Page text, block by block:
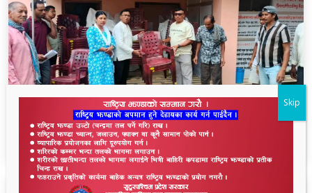
लालझाडीका सम्पूर्ण भलमन्सालाई सम्मानसहित कुर्सी
हस्तान्तरण
Skip